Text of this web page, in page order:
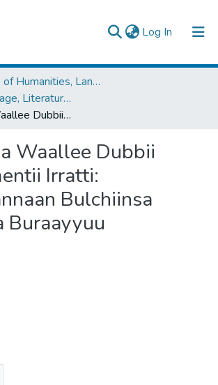
Log In (current)
& Collections
College of Humanities, Language Studies, Journalism & Communication
Oromo Language, Literature and Folklore
Qaaccessa Waallee Dubbii Inveestimentii Irratti: Xiyyeeffannaan Bulchiinsa Magaalaa Buraayyuu
Waallee Dubbii
Irratti:
Bulchiinsa
Buraayyuu